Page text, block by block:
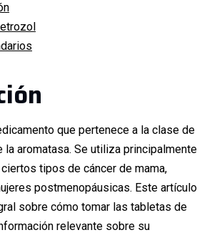
que pertenece a la clase de
la aromatasa. Se utiliza principalmente
tipos de cáncer de mama,
postmenopáusicas. Este artículo
sobre cómo tomar las tabletas de
relevante sobre su